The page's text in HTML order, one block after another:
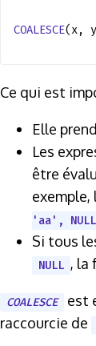
COALESCE(x,
Ce qui est
Elle
Les
être
'aa',
Si tous
NULL , la
COALESCE
est
raccourcie de